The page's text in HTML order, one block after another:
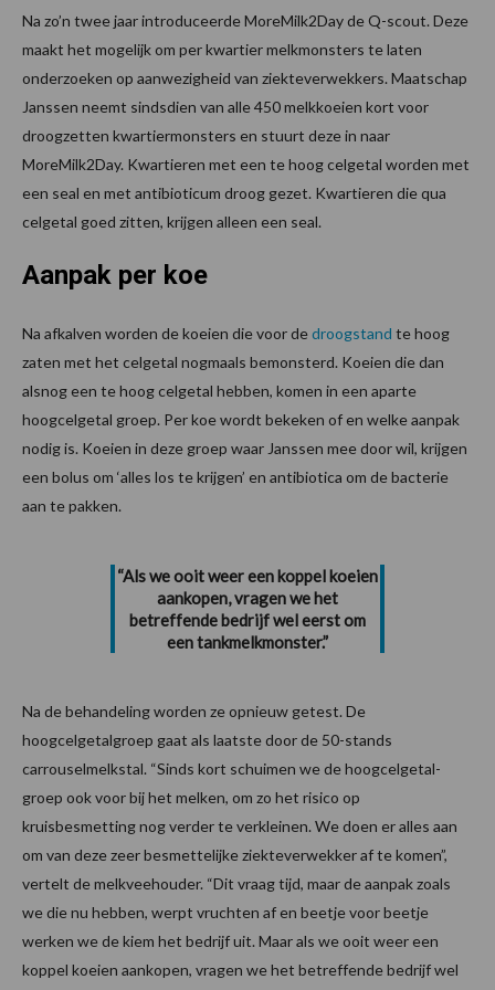
Na zo’n twee jaar introduceerde MoreMilk2Day de Q-scout. Deze
maakt het mogelijk om per kwartier melkmonsters te laten
onderzoeken op aanwezigheid van ziekteverwekkers. Maatschap
Janssen neemt sindsdien van alle 450 melkkoeien kort voor
droogzetten kwartiermonsters en stuurt deze in naar
MoreMilk2Day. Kwartieren met een te hoog celgetal worden met
een seal en met antibioticum droog gezet. Kwartieren die qua
celgetal goed zitten, krijgen alleen een seal.
Aanpak per koe
Na afkalven worden de koeien die voor dedroogstand te hoog
zaten met het celgetal nogmaals bemonsterd. Koeien die dan
alsnog een te hoog celgetal hebben, komen in een aparte
hoogcelgetal groep. Per koe wordt bekeken of en welke aanpak
nodig is. Koeien in deze groep waar Janssen mee door wil, krijgen
een bolus om ‘alles los te krijgen’ en antibiotica om de bacterie
aan te pakken.
“Als we ooit weer een koppel koeien
aankopen, vragen we het
betreffende bedrijf wel eerst om
een tankmelkmonster.”
Na de behandeling worden ze opnieuw getest. De
hoogcelgetalgroep gaat als laatste door de 50-stands
carrouselmelkstal. “Sinds kort schuimen we de hoogcelgetal-
groep ook voor bij het melken, om zo het risico op
kruisbesmetting nog verder te verkleinen. We doen er alles aan
om van deze zeer besmettelijke ziekteverwekker af te komen”,
vertelt de melkveehouder. “Dit vraag tijd, maar de aanpak zoals
we die nu hebben, werpt vruchten af en beetje voor beetje
werken we de kiem het bedrijf uit. Maar als we ooit weer een
koppel koeien aankopen, vragen we het betreffende bedrijf wel